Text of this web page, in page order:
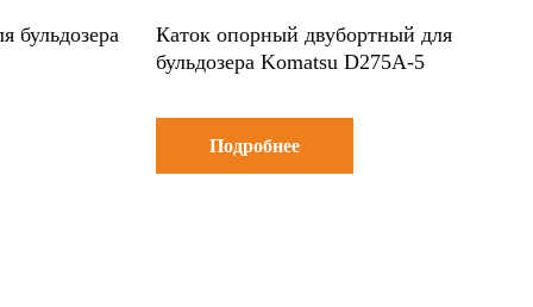
бульдозера
Каток опорный двубортный для
бульдозера Komatsu D275A-5
Подробнее